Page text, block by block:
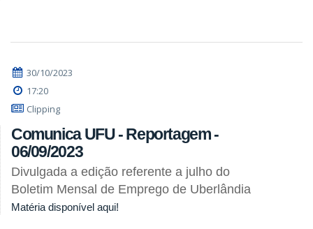
30/10/2023
17:20
Clipping
Comunica UFU - Reportagem -
06/09/2023
Divulgada a edição referente a julho do
Boletim Mensal de Emprego de Uberlândia
Matéria disponível aqui!